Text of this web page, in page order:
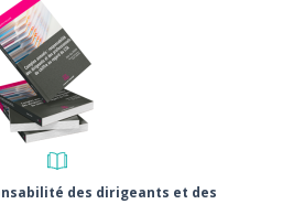
des dirigeants et des